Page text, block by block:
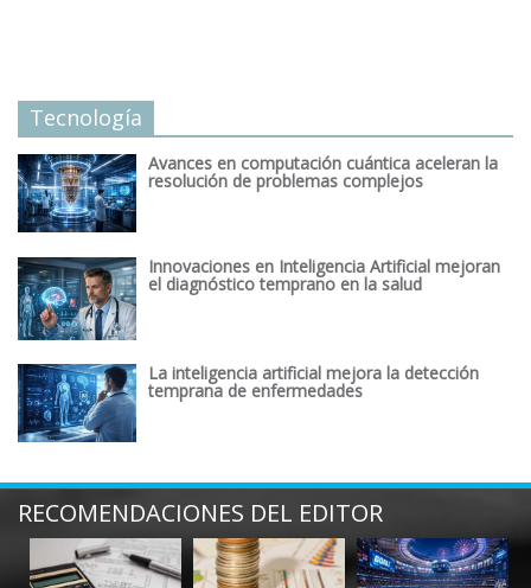
Tecnología
Avances en computación cuántica aceleran la
resolución de problemas complejos
Innovaciones en Inteligencia Artificial mejoran
el diagnóstico temprano en la salud
La inteligencia artificial mejora la detección
temprana de enfermedades
RECOMENDACIONES DEL EDITOR